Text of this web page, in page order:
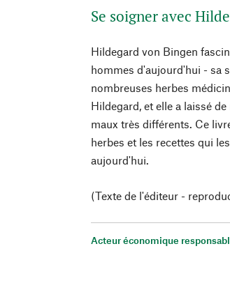
Se soigner avec
Hildegard von Bingen
hommes d'aujourd'hui - sa
nombreuses herbes
Hildegard, et elle a laissé
maux très différents. Ce
herbes et les recettes qui
aujourd'hui.
(Texte de l'éditeur -
Acteur économique